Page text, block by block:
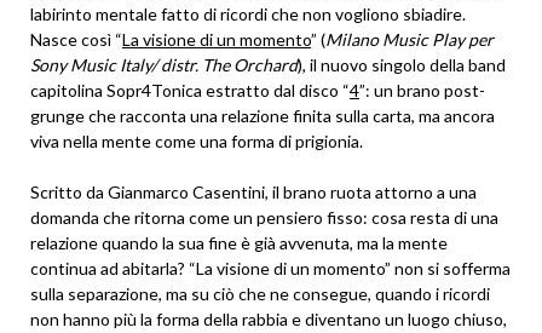
labirinto mentale fatto di ricordi che non vogliono sbiadire.
Nasce così “La visione di un momento” (Milano Music Play per
Sony Music Italy/ distr. The Orchard), il nuovo singolo della band
capitolina Sopr4Tonica estratto dal disco “4”: un brano post-
grunge che racconta una relazione finita sulla carta, ma ancora
viva nella mente come una forma di prigionia.
Scritto da Gianmarco Casentini, il brano ruota attorno a una
domanda che ritorna come un pensiero fisso: cosa resta di una
relazione quando la sua fine è già avvenuta, ma la mente
continua ad abitarla? “La visione di un momento” non si sofferma
sulla separazione, ma su ciò che ne consegue, quando i ricordi
non hanno più la forma della rabbia e diventano un luogo chiuso,